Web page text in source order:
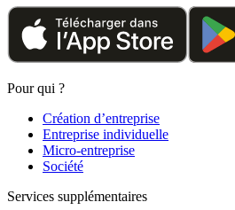
Pour qui ?
Création d’entreprise
Entreprise individuelle
Micro-entreprise
Société
Services supplémentaires